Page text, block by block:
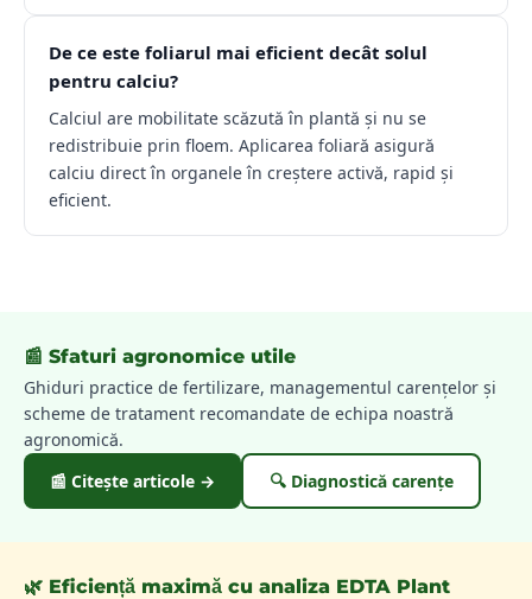
De ce este foliarul mai eficient decât solul
pentru calciu?
Calciul are mobilitate scăzută în plantă și nu se
redistribuie prin floem. Aplicarea foliară asigură
calciu direct în organele în creștere activă, rapid și
eficient.
📰 Sfaturi agronomice utile
Ghiduri practice de fertilizare, managementul carențelor și
scheme de tratament recomandate de echipa noastră
agronomică.
📰 Citește articole →
🔍 Diagnostică carențe
🌿 Eficiență maximă cu analiza EDTA Plant